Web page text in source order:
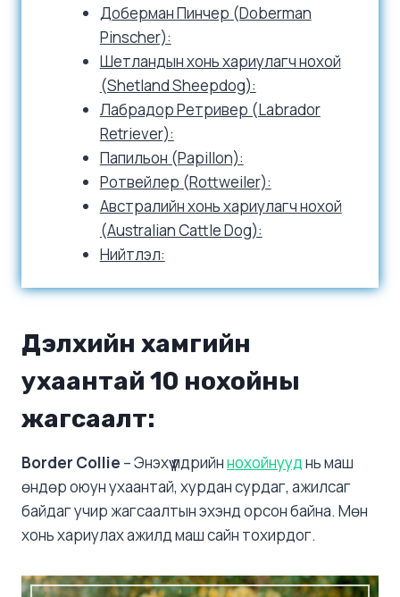
Доберман Пинчер (Doberman
Pinscher):
Шетландын хонь хариулагч нохой
(Shetland Sheepdog):
Лабрадор Ретривер (Labrador
Retriever):
Папильон (Papillon):
Ротвейлер (Rottweiler):
Австралийн хонь хариулагч нохой
(Australian Cattle Dog):
Нийтлэл:
Дэлхийн хамгийн
ухаантай 10 нохойны
жагсаалт:
Border Collie – Энэхүү үүлдрийннохойнууднь маш
өндөр оюун ухаантай, хурдан сурдаг, ажилсаг
байдаг учир жагсаалтын эхэнд орсон байна. Мөн
хонь хариулах ажилд маш сайн тохирдог.